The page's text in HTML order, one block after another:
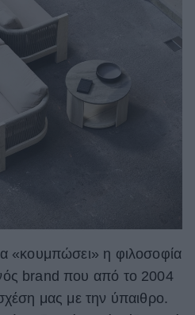
«κουμπώσει» η φιλοσοφία
brand που από το 2004
μας με την ύπαιθρο.